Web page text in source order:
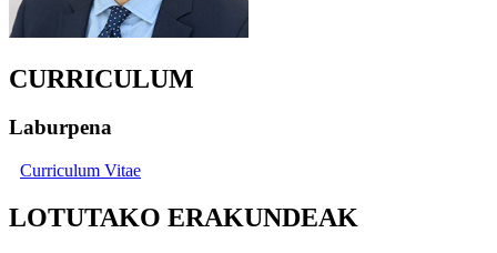
CURRICULUM
Laburpena
Curriculum Vitae
LOTUTAKO ERAKUNDEAK